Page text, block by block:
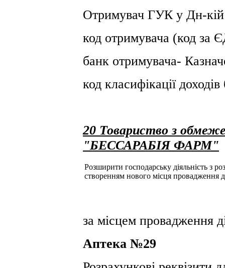
Отримувач ГУК у Дн-кiй
код отримувача (код
банк отримувача-
код класифікації
20 Товариство з
"БЕССАРАБІЯ ФАРМ"
Розширити господарську діяльність з
створенням нового місця провадження
за місцем провадження
Аптека №29